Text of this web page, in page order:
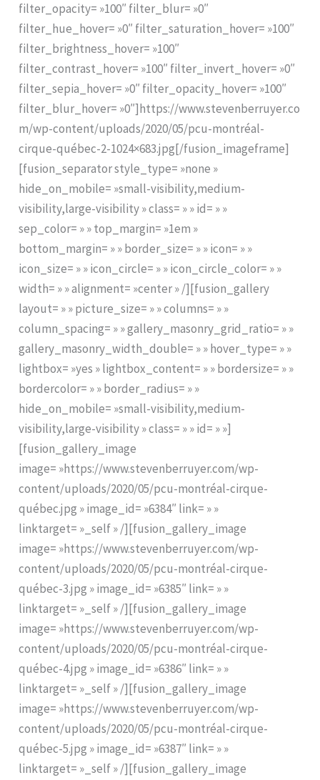
filter_opacity= »100″ filter_blur= »0″
filter_hue_hover= »0″ filter_saturation_hover= »100″
filter_brightness_hover= »100″
filter_contrast_hover= »100″ filter_invert_hover= »0″
filter_sepia_hover= »0″ filter_opacity_hover= »100″
filter_blur_hover= »0″]https://www.stevenberruyer.co
m/wp-content/uploads/2020/05/pcu-montréal-
cirque-québec-2-1024×683.jpg[/fusion_imageframe]
[fusion_separator style_type= »none »
hide_on_mobile= »small-visibility,medium-
visibility,large-visibility » class= » » id= » »
sep_color= » » top_margin= »1em »
bottom_margin= » » border_size= » » icon= » »
icon_size= » » icon_circle= » » icon_circle_color= » »
width= » » alignment= »center » /][fusion_gallery
layout= » » picture_size= » » columns= » »
column_spacing= » » gallery_masonry_grid_ratio= » »
gallery_masonry_width_double= » » hover_type= » »
lightbox= »yes » lightbox_content= » » bordersize= » »
bordercolor= » » border_radius= » »
hide_on_mobile= »small-visibility,medium-
visibility,large-visibility » class= » » id= » »]
[fusion_gallery_image
image= »https://www.stevenberruyer.com/wp-
content/uploads/2020/05/pcu-montréal-cirque-
québec.jpg » image_id= »6384″ link= » »
linktarget= »_self » /][fusion_gallery_image
image= »https://www.stevenberruyer.com/wp-
content/uploads/2020/05/pcu-montréal-cirque-
québec-3.jpg » image_id= »6385″ link= » »
linktarget= »_self » /][fusion_gallery_image
image= »https://www.stevenberruyer.com/wp-
content/uploads/2020/05/pcu-montréal-cirque-
québec-4.jpg » image_id= »6386″ link= » »
linktarget= »_self » /][fusion_gallery_image
image= »https://www.stevenberruyer.com/wp-
content/uploads/2020/05/pcu-montréal-cirque-
québec-5.jpg » image_id= »6387″ link= » »
linktarget= »_self » /][fusion_gallery_image